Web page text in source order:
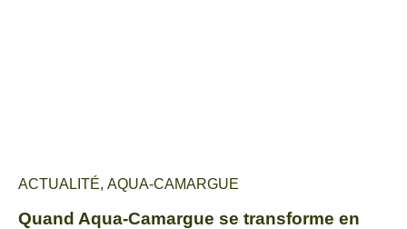
ACTUALITÉ, AQUA-CAMARGUE
Quand Aqua-Camargue se transforme en